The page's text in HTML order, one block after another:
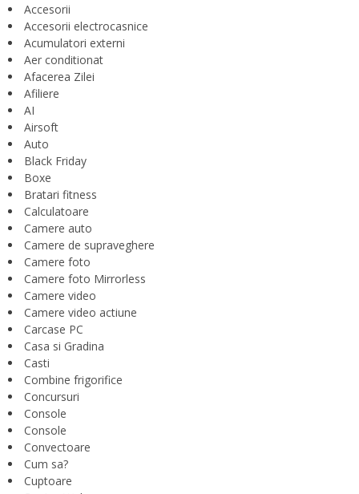
Accesorii
Accesorii electrocasnice
Acumulatori externi
Aer conditionat
Afacerea Zilei
Afiliere
AI
Airsoft
Auto
Black Friday
Boxe
Bratari fitness
Calculatoare
Camere auto
Camere de supraveghere
Camere foto
Camere foto Mirrorless
Camere video
Camere video actiune
Carcase PC
Casa si Gradina
Casti
Combine frigorifice
Concursuri
Console
Console
Convectoare
Cum sa?
Cuptoare